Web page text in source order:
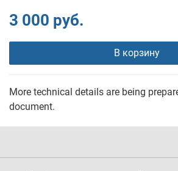
3 000 руб.
В корзину
More technical details are being
document.